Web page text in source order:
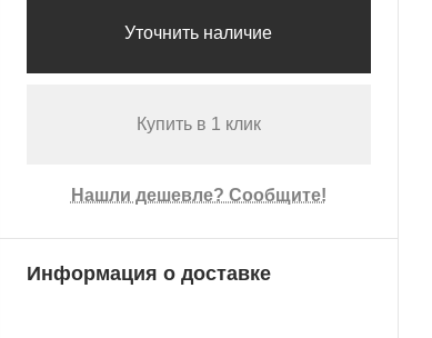
Уточнить наличие
Купить в 1 клик
Нашли дешевле? Сообщите!
Информация о доставке